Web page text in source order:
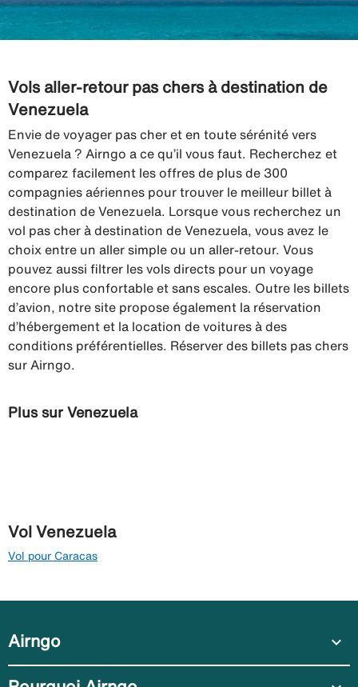
Vols aller-retour pas chers à destination de
Venezuela
Envie de voyager pas cher et en toute sérénité vers
Venezuela ? Airngo a ce qu’il vous faut. Recherchez et
comparez facilement les offres de plus de 300
compagnies aériennes pour trouver le meilleur billet à
destination de Venezuela. Lorsque vous recherchez un
vol pas cher à destination de Venezuela, vous avez le
choix entre un aller simple ou un aller-retour. Vous
pouvez aussi filtrer les vols directs pour un voyage
encore plus confortable et sans escales. Outre les billets
d’avion, notre site propose également la réservation
d’hébergement et la location de voitures à des
conditions préférentielles. Réserver des billets pas chers
sur Airngo.
Plus sur Venezuela
Vol Venezuela
Vol pour Caracas
Airngo expand_more